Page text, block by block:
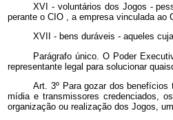
XVI - voluntários dos Jogos -
perante o CIO , a empresa vinculada ao
XVII - bens duráveis - aqueles
Parágrafo único. O Poder
representante legal para solucionar
Art. 3º Para gozar dos
mídia e transmissores credenciados,
organização ou realização dos Jogos,